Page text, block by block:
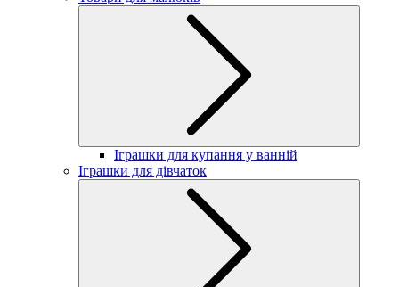
Іграшки для купання у ванній
Іграшки для дівчаток